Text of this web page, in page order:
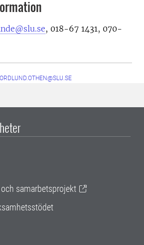
, 018-67 1431, 070-
samarbetsprojekt